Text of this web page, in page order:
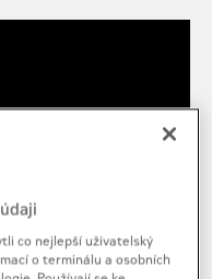
co nejlepší uživatelský
o terminálu a osobních